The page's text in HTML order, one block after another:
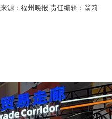
来源：福州晚报 责任编辑：翁莉